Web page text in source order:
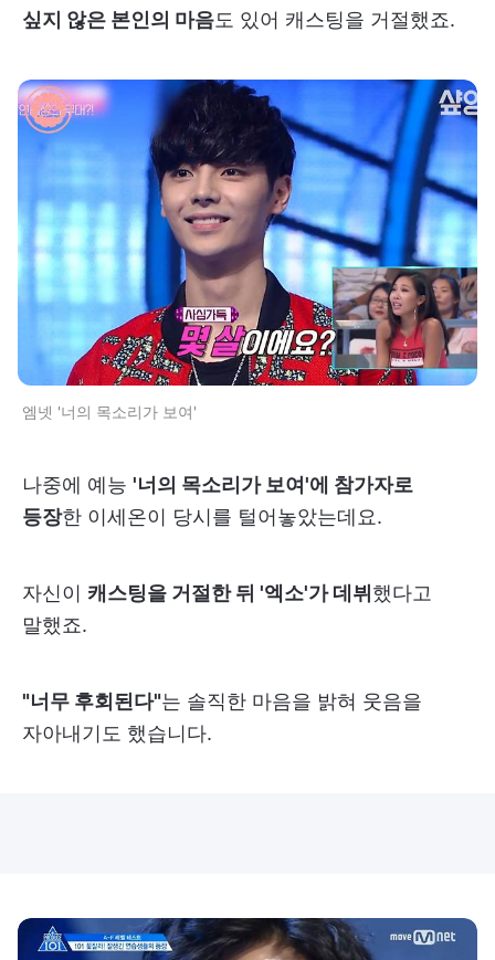
싶지 않은 본인의 마음도 있어 캐스팅을 거절했죠.
엠넷 '너의 목소리가 보여'
나중에 예능 '너의 목소리가 보여'에 참가자로
등장한 이세온이 당시를 털어놓았는데요.
자신이 캐스팅을 거절한 뒤 '엑소'가 데뷔했다고
말했죠.
"너무 후회된다"는 솔직한 마음을 밝혀 웃음을
자아내기도 했습니다.